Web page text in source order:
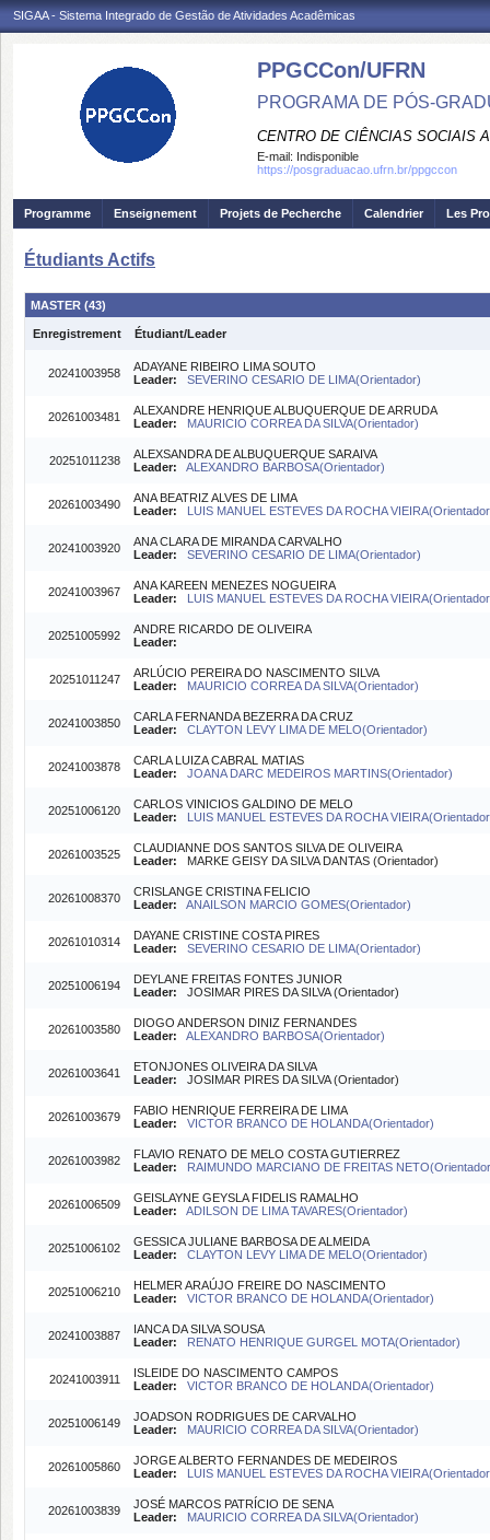
SIGAA - Sistema Integrado de Gestão de Atividades Acadêmicas
PPGCCon/UFRN
PROGRAMA DE PÓS-
CENTRO DE CIÊNCIAS SOCIAIS
E-mail: Indisponible
https://posgraduacao.ufrn.br/ppgccon
Programme Enseignement Projets de Pecherche Calendrier Les
Étudiants Actifs
MASTER (43)
Enregistrement Étudiant/Leader
20241003958
ADAYANE RIBEIRO LIMA SOUTO
Leader:
SEVERINO CESARIO DE LIMA(Orientador)
20261003481
ALEXANDRE HENRIQUE ALBUQUERQUE DE ARRUDA
Leader:
MAURICIO CORREA DA SILVA(Orientador)
20251011238
ALEXSANDRA DE ALBUQUERQUE SARAIVA
Leader:
ALEXANDRO BARBOSA(Orientador)
20261003490
ANA BEATRIZ ALVES DE LIMA
Leader:
LUIS MANUEL ESTEVES DA ROCHA
20241003920
ANA CLARA DE MIRANDA CARVALHO
Leader:
SEVERINO CESARIO DE LIMA(Orientador)
20241003967
ANA KAREEN MENEZES NOGUEIRA
Leader:
LUIS MANUEL ESTEVES DA ROCHA
20251005992
ANDRE RICARDO DE OLIVEIRA
Leader:
20251011247
ARLÚCIO PEREIRA DO NASCIMENTO SILVA
Leader:
MAURICIO CORREA DA SILVA(Orientador)
20241003850
CARLA FERNANDA BEZERRA DA CRUZ
Leader:
CLAYTON LEVY LIMA DE MELO(Orientador)
20241003878
CARLA LUIZA CABRAL MATIAS
Leader:
JOANA DARC MEDEIROS MARTINS(Orientador)
20251006120
CARLOS VINICIOS GALDINO DE MELO
Leader:
LUIS MANUEL ESTEVES DA ROCHA
20261003525
CLAUDIANNE DOS SANTOS SILVA DE OLIVEIRA
Leader: MARKE GEISY DA SILVA DANTAS (Orientador)
20261008370
CRISLANGE CRISTINA FELICIO
Leader:
ANAILSON MARCIO GOMES(Orientador)
20261010314
DAYANE CRISTINE COSTA PIRES
Leader:
SEVERINO CESARIO DE LIMA(Orientador)
20251006194
DEYLANE FREITAS FONTES JUNIOR
Leader: JOSIMAR PIRES DA SILVA (Orientador)
20261003580
DIOGO ANDERSON DINIZ FERNANDES
Leader:
ALEXANDRO BARBOSA(Orientador)
20261003641
ETONJONES OLIVEIRA DA SILVA
Leader: JOSIMAR PIRES DA SILVA (Orientador)
20261003679
FABIO HENRIQUE FERREIRA DE LIMA
Leader:
VICTOR BRANCO DE HOLANDA(Orientador)
20261003982
FLAVIO RENATO DE MELO COSTA GUTIERREZ
Leader:
RAIMUNDO MARCIANO DE FREITAS
20261006509
GEISLAYNE GEYSLA FIDELIS RAMALHO
Leader:
ADILSON DE LIMA TAVARES(Orientador)
20251006102
GESSICA JULIANE BARBOSA DE ALMEIDA
Leader:
CLAYTON LEVY LIMA DE MELO(Orientador)
20251006210
HELMER ARAÚJO FREIRE DO NASCIMENTO
Leader:
VICTOR BRANCO DE HOLANDA(Orientador)
20241003887
IANCA DA SILVA SOUSA
Leader:
RENATO HENRIQUE GURGEL MOTA(Orientador)
20241003911
ISLEIDE DO NASCIMENTO CAMPOS
Leader:
VICTOR BRANCO DE HOLANDA(Orientador)
20251006149
JOADSON RODRIGUES DE CARVALHO
Leader:
MAURICIO CORREA DA SILVA(Orientador)
20261005860
JORGE ALBERTO FERNANDES DE MEDEIROS
Leader:
LUIS MANUEL ESTEVES DA ROCHA
20261003839
JOSÉ MARCOS PATRÍCIO DE SENA
Leader:
MAURICIO CORREA DA SILVA(Orientador)